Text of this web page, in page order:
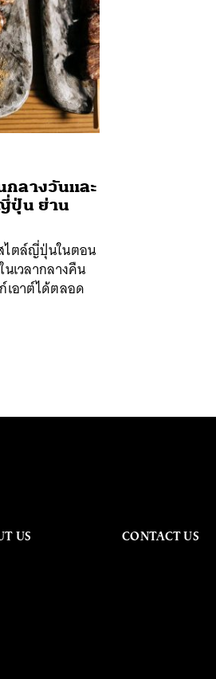
ลางวันและ
ปุ่น ย่าน
ไตล์ญี่ปุ่นในตอน
เวลากลางคืน
เอาต์ได้ตลอด
US CONTACT US